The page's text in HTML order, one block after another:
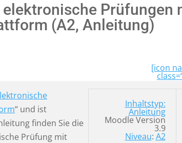
Prüfungen
(A2, Anleitung)
[icon
“ und ist
finden Sie die
Prüfung mit
Inhaltstyp:
Anleitung
Moodle Version
3.9
Niveau: A2